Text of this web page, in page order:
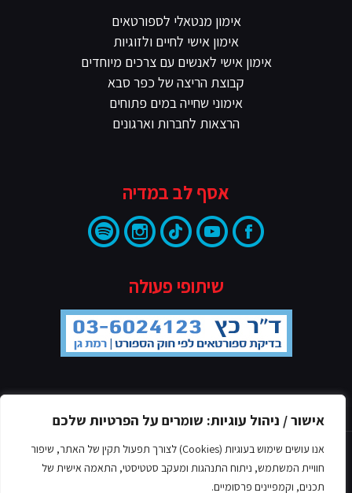
אישור / ניהול עוגיות: שומרים על הפרטיות שלכם
אנו עושים שימוש בעוגיות (Cookies) לצורך תפעול תקין של האתר, שיפור
חוויית המשתמש, ניתוח התנהגות ומעקב סטטיסטי, התאמה אישית של
תכנים, וקמפיינים פרסומיים.
אימון מנטאלי לספורטאים
אימון אישי לחיים ולזוגיות
אימון אישי לאנשים עם צרכים מיוחדים
קבוצת הריצה של כפר סבא
אימוני שחייה במים פתוחים
הרצאות לחברות וארגונים
אסף לב במדיה
שיתופי פעולה
מדיניות הפרטיות